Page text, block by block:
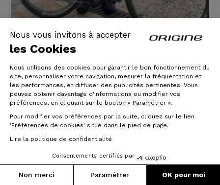
Nous vous invitons à accepter
les Cookies
Nous utilisons des cookies pour garantir le bon fonctionnement du
site, personnaliser votre navigation, mesurer la fréquentation et
les performances, et diffuser des publicités pertinentes. Vous
pouvez obtenir davantage d'informations ou modifier vos
préférences, en cliquant sur le bouton « Paramétrer ».
Pour modifier vos préférences par la suite, cliquez sur le lien
'Préférences de cookies' situé dans le pied de page.
Lire la politique de confidentialité
Consentements certifiés par
Non merci Paramétrer OK pour moi
Axxome GTO - Shimano Ultegra
Di2 - Prymahl Orion C35 R
Très bon vélo, réactif. Reste à l essayer en montagne
et voir son comportement en descente.
Lesen Sie mehr